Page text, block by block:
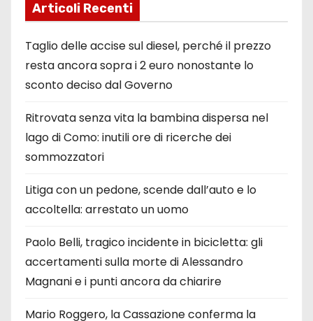
Articoli Recenti
Taglio delle accise sul diesel, perché il prezzo
resta ancora sopra i 2 euro nonostante lo
sconto deciso dal Governo
Ritrovata senza vita la bambina dispersa nel
lago di Como: inutili ore di ricerche dei
sommozzatori
Litiga con un pedone, scende dall’auto e lo
accoltella: arrestato un uomo
Paolo Belli, tragico incidente in bicicletta: gli
accertamenti sulla morte di Alessandro
Magnani e i punti ancora da chiarire
Mario Roggero, la Cassazione conferma la